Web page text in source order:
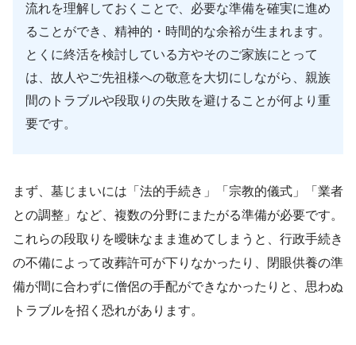
流れを理解しておくことで、必要な準備を確実に進め
ることができ、精神的・時間的な余裕が生まれます。
とくに終活を検討している方やそのご家族にとって
は、故人やご先祖様への敬意を大切にしながら、親族
間のトラブルや段取りの失敗を避けることが何より重
要です。
まず、墓じまいには「法的手続き」「宗教的儀式」「業者
との調整」など、複数の分野にまたがる準備が必要です。
これらの段取りを曖昧なまま進めてしまうと、行政手続き
の不備によって改葬許可が下りなかったり、閉眼供養の準
備が間に合わずに僧侶の手配ができなかったりと、思わぬ
トラブルを招く恐れがあります。